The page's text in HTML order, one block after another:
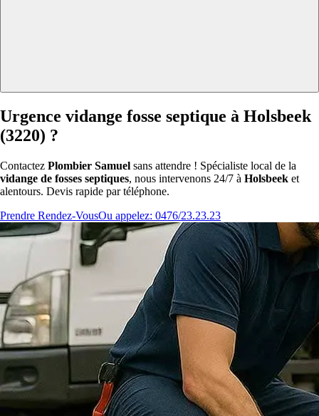
Urgence vidange fosse septique à Holsbeek
(3220) ?
Contactez Plombier Samuel sans attendre ! Spécialiste local de la
vidange de fosses septiques, nous intervenons 24/7 à Holsbeek et
alentours. Devis rapide par téléphone.
Prendre Rendez-VousOu appelez: 0476/23.23.23